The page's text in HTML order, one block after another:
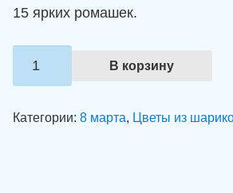
15 ярких ромашек.
из
В корзину
Категории: 8 марта, Цветы из